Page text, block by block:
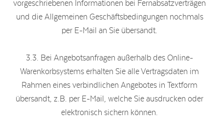
vorgeschriebenen Informationen bei Fernabsatzverträgen
und die Allgemeinen Geschäftsbedingungen nochmals
per E-Mail an Sie übersandt.
3.3. Bei Angebotsanfragen außerhalb des Online-
Warenkorbsystems erhalten Sie alle Vertragsdaten im
Rahmen eines verbindlichen Angebotes in Textform
übersandt, z.B. per E-Mail, welche Sie ausdrucken oder
elektronisch sichern können.